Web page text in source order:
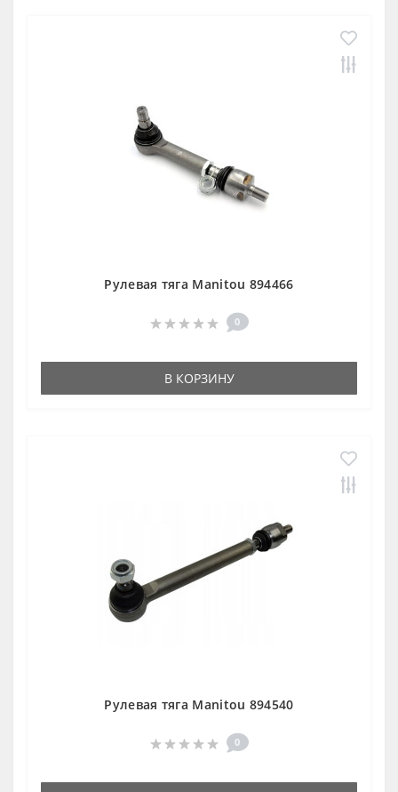
Рулевая тяга Manitou 894466
0
В КОРЗИНУ
Рулевая тяга Manitou 894540
0